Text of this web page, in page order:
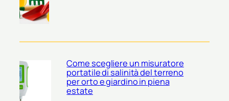
Come scegliere un misuratore
portatile di salinità del terreno
per orto e giardino in piena
estate